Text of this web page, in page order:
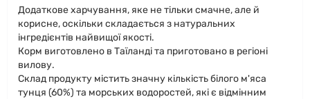
Додаткове харчування, яке не тільки смачне, але й
корисне, оскільки складається з натуральних
інгредієнтів найвищої якості.
Корм виготовлено в Таїланді та приготовано в регіоні
вилову.
Склад продукту містить значну кількість білого м'яса
тунця (60%) та морських водоростей, які є відмінним